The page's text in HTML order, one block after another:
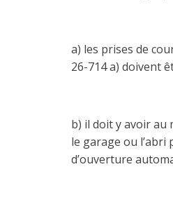
a) les prises de
26-714 a) doivent
b) il doit y avoir au
le garage ou l’abri
d’ouverture